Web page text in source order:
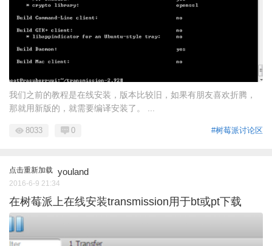
我们之前的教程是在线安装，版本比较旧，如果有朋友喜欢折腾，
那就用新版的，就需要编译安装了。 ...
#树莓派讨论区
8033 0
点击重新加载 youland
2016-6-9 21:34
在树莓派上在线安装transmission用于bt或pt下载